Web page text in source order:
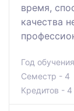
время,
качества
Год
Семестр - 4
Кредитов - 4